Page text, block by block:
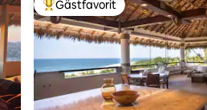
Populär gästfavorit
Gästfavorit